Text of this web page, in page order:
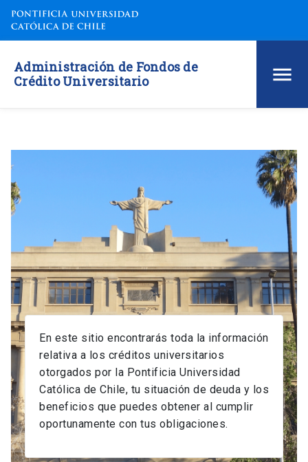
Administración de Fondos de
Crédito Universitario
Administración de
En este sitio encontrarás toda la información
relativa a los créditos universitarios
otorgados por la Pontificia Universidad
Católica de Chile, tu situación de deuda y los
beneficios que puedes obtener al cumplir
oportunamente con tus obligaciones.